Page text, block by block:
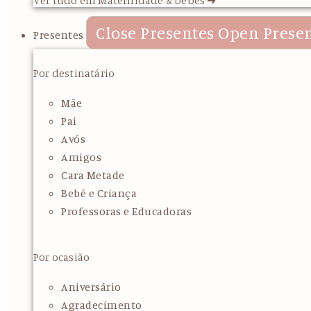
Presentes Close Presentes Open
Por destinatário
Mãe
Pai
Avós
Amigos
Cara Metade
Bebé e Criança
Professoras e Educadoras
Por ocasião
Aniversário
Agradecimento